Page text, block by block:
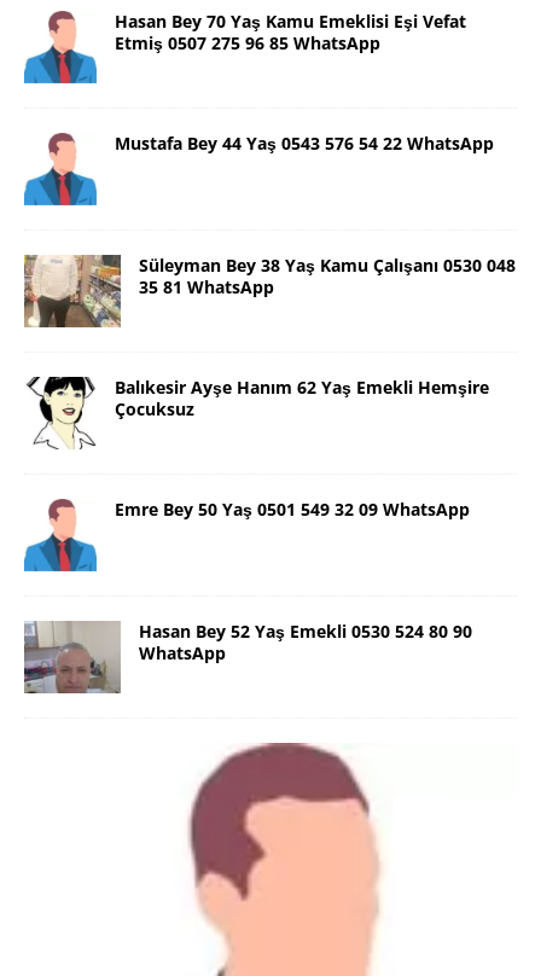
Hasan Bey 70 Yaş Kamu Emeklisi Eşi Vefat
Etmiş 0507 275 96 85 WhatsApp
Mustafa Bey 44 Yaş 0543 576 54 22 WhatsApp
Süleyman Bey 38 Yaş Kamu Çalışanı 0530 048
35 81 WhatsApp
Balıkesir Ayşe Hanım 62 Yaş Emekli Hemşire
Çocuksuz
Emre Bey 50 Yaş 0501 549 32 09 WhatsApp
Hasan Bey 52 Yaş Emekli 0530 524 80 90
WhatsApp
Danimarka Mustafa Bey 45 Yaş +45
42 48 17 28 WhatsApp
Lütfen Danimarka dışı aramasın. Selam ben
Danimarka’dan Mustafa 45 yaşında, 1.88 boyunda,
98 kiloda, Kumral, ayrılmış bir beyim. Alkol yok.
Sigara var. Maddi sıkıntım yok.